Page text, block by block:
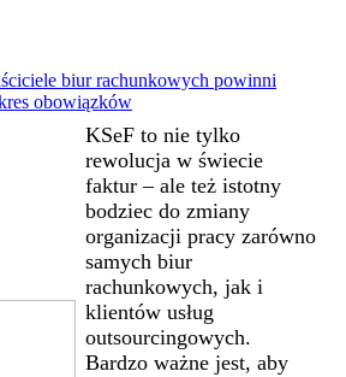
biur rachunkowych powinni
obowiązków
KSeF to nie tylko
rewolucja w świecie
faktur – ale też istotny
bodziec do zmiany
organizacji pracy zarówno
samych biur
rachunkowych, jak i
klientów usług
outsourcingowych.
Bardzo ważne jest, aby